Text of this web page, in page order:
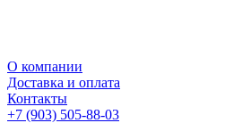
О компании
Доставка и оплата
Контакты
+7 (903) 505-88-03